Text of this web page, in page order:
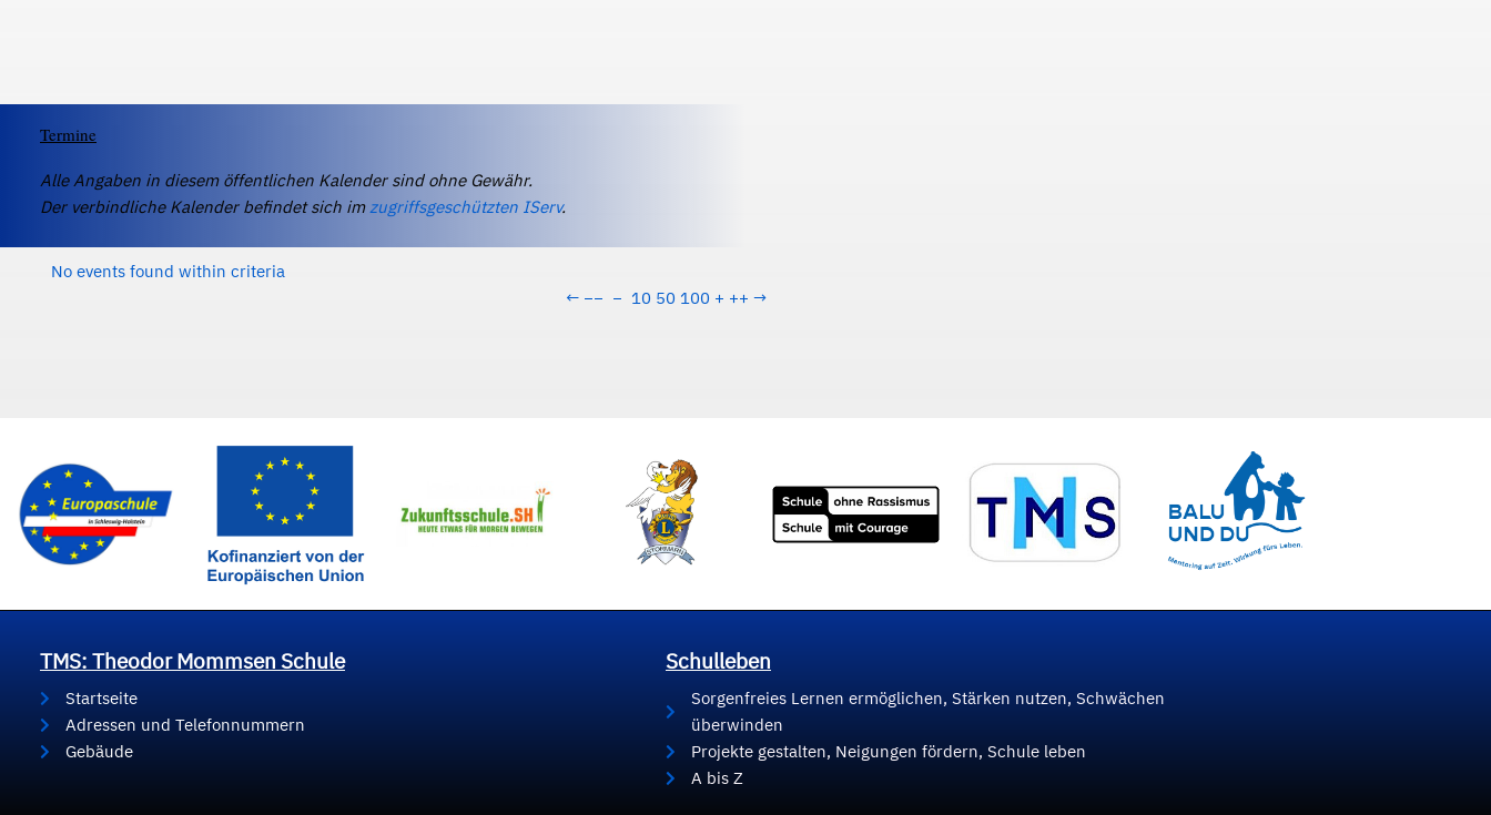
Termine
Alle Angaben in diesem öffentlichen Kalender sind ohne Gewähr.
Der verbindliche Kalender befindet sich imzugriffsgeschützten IServ.
No events found within criteria
← −− − 10 50 100 + ++ →
TMS: Theodor Mommsen Schule
Startseite
Adressen und Telefonnummern
Gebäude
Schulleben
Sorgenfreies Lernen ermöglichen, Stärken nutzen, Schwächen
überwinden
Projekte gestalten, Neigungen fördern, Schule leben
A bis Z